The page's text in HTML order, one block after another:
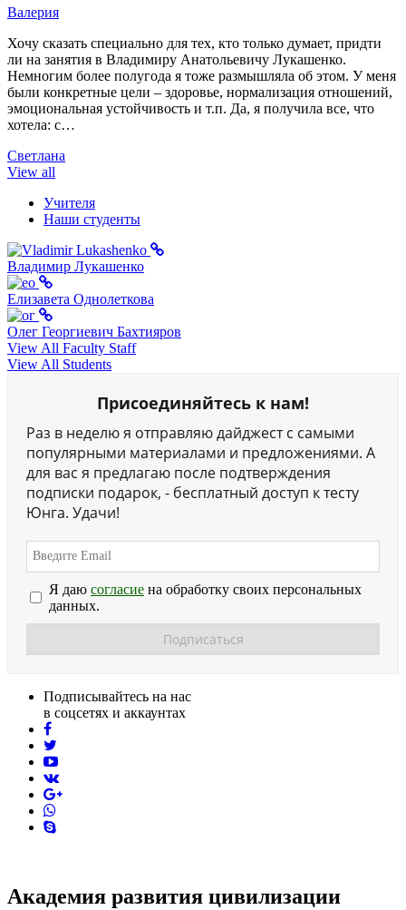
Валерия
Хочу сказать специально для тех, кто только думает, придти
ли на занятия в Владимиру Анатольевичу Лукашенко.
Немногим более полугода я тоже размышляла об этом. У меня
были конкретные цели – здоровье, нормализация отношений,
эмоциональная устойчивость и т.п. Да, я получила все, что
хотела: с…
Светлана
View all
Учителя
Наши студенты
Владимир Лукашенко
Елизавета Однолеткова
Олег Георгиевич Бахтияров
View All Faculty Staff
View All Students
Присоединяйтесь к нам!
Раз в неделю я отправляю дайджест с самыми
популярными материалами и предложениями. А
для вас я предлагаю после подтверждения
подписки подарок, - бесплатный доступ к тесту
Юнга. Удачи!
Я даю согласие на обработку своих персональных
данных.
Подписывайтесь на нас
в соцсетях и аккаунтах
facebook
youtube
vk
skype
Академия развития цивилизации